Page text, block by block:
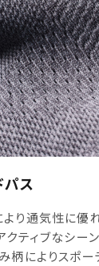
パス
り通気性に優
クティブなシー
柄によりスポー